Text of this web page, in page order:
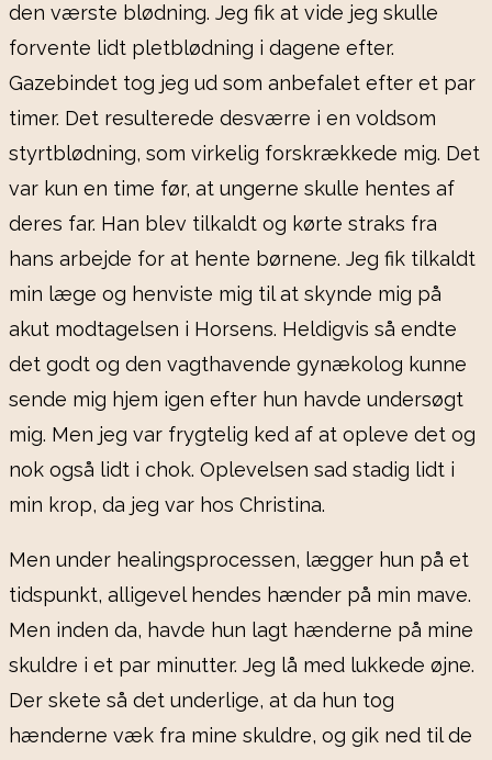
den værste blødning. Jeg fik at vide jeg skulle
forvente lidt pletblødning i dagene efter.
Gazebindet tog jeg ud som anbefalet efter et par
timer. Det resulterede desværre i en voldsom
styrtblødning, som virkelig forskrækkede mig. Det
var kun en time før, at ungerne skulle hentes af
deres far. Han blev tilkaldt og kørte straks fra
hans arbejde for at hente børnene. Jeg fik tilkaldt
min læge og henviste mig til at skynde mig på
akut modtagelsen i Horsens. Heldigvis så endte
det godt og den vagthavende gynækolog kunne
sende mig hjem igen efter hun havde undersøgt
mig. Men jeg var frygtelig ked af at opleve det og
nok også lidt i chok. Oplevelsen sad stadig lidt i
min krop, da jeg var hos Christina.
Men under healingsprocessen, lægger hun på et
tidspunkt, alligevel hendes hænder på min mave.
Men inden da, havde hun lagt hænderne på mine
skuldre i et par minutter. Jeg lå med lukkede øjne.
Der skete så det underlige, at da hun tog
hænderne væk fra mine skuldre, og gik ned til de